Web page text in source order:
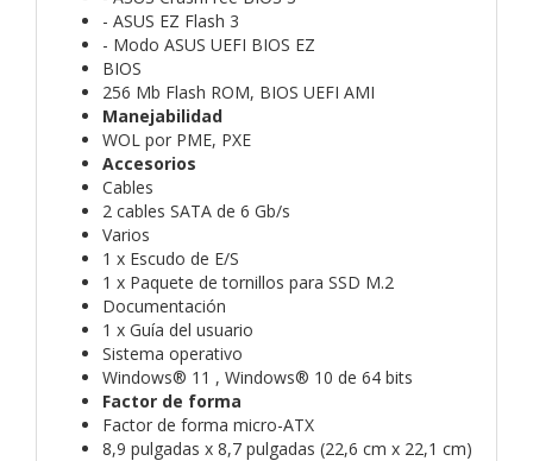
- ASUS EZ Flash 3
- Modo ASUS UEFI BIOS EZ
BIOS
256 Mb Flash ROM, BIOS UEFI AMI
Manejabilidad
WOL por PME, PXE
Accesorios
Cables
2 cables SATA de 6 Gb/s
Varios
1 x Escudo de E/S
1 x Paquete de tornillos para SSD M.2
Documentación
1 x Guía del usuario
Sistema operativo
Windows® 11 , Windows® 10 de 64 bits
Factor de forma
Factor de forma micro-ATX
8,9 pulgadas x 8,7 pulgadas (22,6 cm x 22,1 cm)